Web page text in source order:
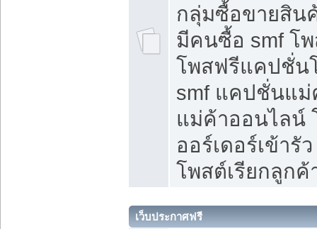
กลุ่มซื้อขายสิน
มีคนซื้อ smf โ
โพสฟรีแคปชั่น
smf แคปชั่นแ
แม่ค้าออนไลน์
ออร์เดอร์เข้ารั
โพสต์เรียกลูกค้
เว็บประกาศฟรี